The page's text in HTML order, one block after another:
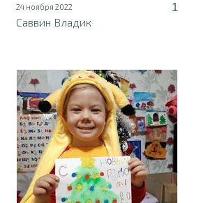
24 ноября 2022
1
Саввин Владик